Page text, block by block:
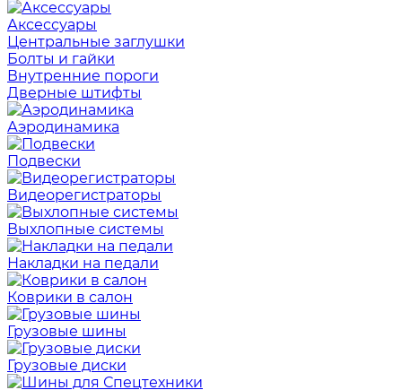
Аксессуары
Центральные заглушки
Болты и гайки
Внутренние пороги
Дверные штифты
Аэродинамика
Подвески
Видеорегистраторы
Выхлопные системы
Накладки на педали
Коврики в салон
Грузовые шины
Грузовые диски